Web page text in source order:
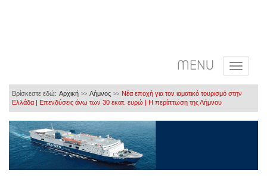
MENU
Βρίσκεστε εδώ: Αρχική >> Λήμνος >> Νέα εποχή για τον ιαματικό τουρισμό στην
Ελλάδα | Επενδύσεις άνω των 30 εκατ. ευρώ | Η περίπτωση της Λήμνου